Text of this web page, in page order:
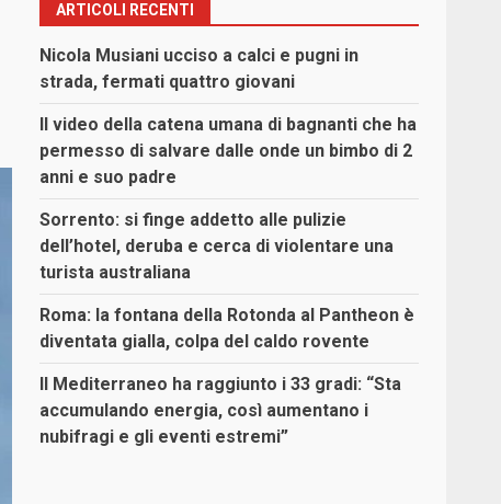
ARTICOLI RECENTI
Nicola Musiani ucciso a calci e pugni in
strada, fermati quattro giovani
Il video della catena umana di bagnanti che ha
permesso di salvare dalle onde un bimbo di 2
anni e suo padre
Sorrento: si finge addetto alle pulizie
dell’hotel, deruba e cerca di violentare una
turista australiana
Roma: la fontana della Rotonda al Pantheon è
diventata gialla, colpa del caldo rovente
Il Mediterraneo ha raggiunto i 33 gradi: “Sta
accumulando energia, così aumentano i
nubifragi e gli eventi estremi”